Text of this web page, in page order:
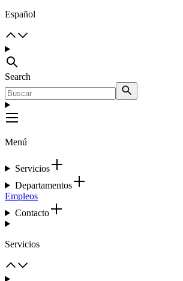
Español
Search
Menú
Servicios
Departamentos
Empleos
Contacto
Servicios